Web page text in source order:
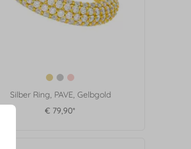
Silber Ring, PAVE, Gelbgold
€ 79,90*